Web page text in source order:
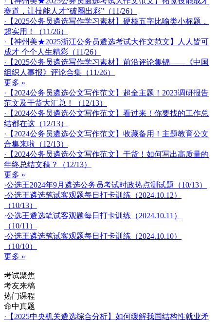
赛道，让技能人才“破圈出彩”（11/26）
·【2025公务员遴选写作学习素材】硬核五字比喻类小标题，
超实用！（11/26）
·【神州美★2025浙江公务员遴选考试大作文范文】人人皆可
成才 个个人生精彩（11/26）
·【2025公务员遴选写作学习素材】前沿评论集锦——《中国
组织人事报》评论合集（11/26）
更多 »
·【2024公务员遴选公文写作范文】超全主题！2023调研报告
范文及干货大汇总！（12/13）
·【2024公务员遴选公文写作范文】看过来！你要找的工作总
结都在这（12/13）
·【2024公务员遴选公文写作范文】收藏备用！主题教育公文
合集来啦（12/13）
·【2024公务员遴选公文写作范文】干货！如何写出高质量的
年终总结文稿？（12/13）
更多 »
·公选王2024年9月遴选公务员考试时政热点测试题（10/13）
·公选王遴选笔试客观题每日打卡训练（2024.10.12）
（10/13）
·公选王遴选笔试客观题每日打卡训练（2024.10.11）
（10/11）
·公选王遴选笔试客观题每日打卡训练（2024.10.10）
（10/10）
更多 »
考试聚焦
考友来稿
热门课程
命中真题
·【2025中央机关遴选综合分析】如何缓解我国结构性就业矛